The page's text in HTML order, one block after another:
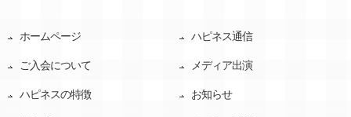
ホームページ
ご入会について
ハピネスの特徴
ハピネス通信
メディア出演
お知らせ